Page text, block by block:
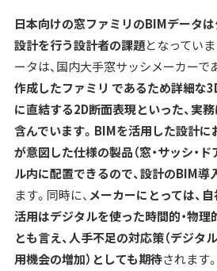
日本向けの窓ファミリのBIMデータ
設計を行う設計者の課題となってい
ータは、国内大手窓サッシメーカーで
作成したファミリ であるため詳細な
に直結する2D断面表現といった、実
含んでいます。BIMを活用した設計
が意図した仕様の製品（窓・サッシ・
ル内に配置できるので、設計のBIM導
ます。同時に、 メーカーにとっては、
活用はデジタルを使った時間的・物
とも言え、人手不足の対応策（デジタ
用機会の増加）としても期待されます。